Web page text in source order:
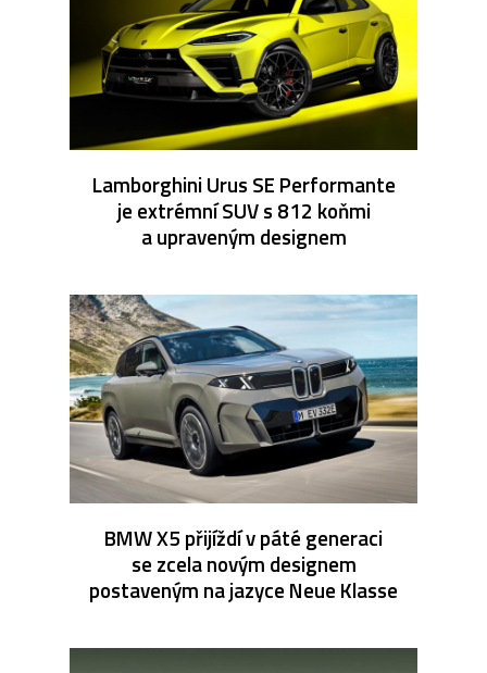
Lamborghini Urus SE Performante
je extrémní SUV s 812 koňmi
a upraveným designem
BMW X5 přijíždí v páté generaci
se zcela novým designem
postaveným na jazyce Neue Klasse